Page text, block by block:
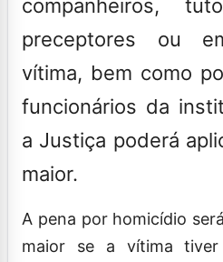
companheiros,
preceptores ou
vítima, bem como
funcionários da
a Justiça poderá
maior.
A pena por homicídio
maior se a vítima tiver